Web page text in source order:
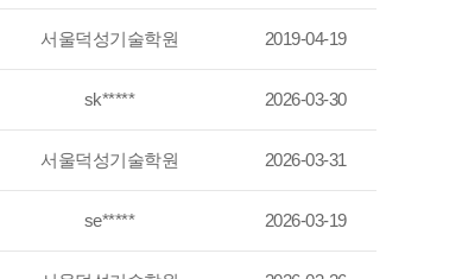
서울덕성기술학원 2019-04-19
sk***** 2026-03-30
서울덕성기술학원 2026-03-31
se***** 2026-03-19